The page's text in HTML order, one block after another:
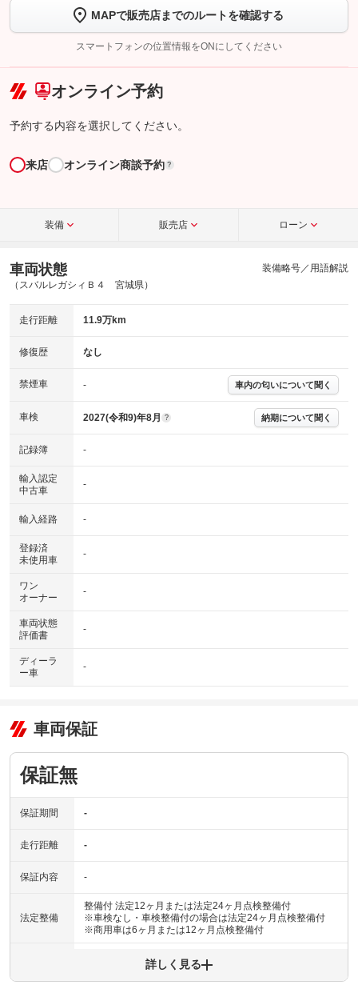
トーク画面で
ボタンをタップして問い合わせを
完了してください。
こちら
MAPで販売店までのルートを確認する
スマートフォンの位置情報をONにしてください
オンライン予約
予約する内容を選択してください。
来店 オンライン商談予約 ?
装備 販売店 ローン
車両状態
（スバルレガシィＢ４ 宮城県）
装備略号／用語解説
走行距離 11.9万km
修復歴 なし
禁煙車 - 車内の匂いについて聞く
車検 2027(令和9)年8月 ? 納期について聞く
記録簿 -
輸入認定
中古車
-
輸入経路 -
登録済
未使用車
-
ワン
オーナー
-
車両状態
評価書
-
ディーラ
ー車
-
車両保証
保証無
保証期間 -
走行距離 -
保証内容 -
法定整備
整備付 法定12ヶ月または法定24ヶ月点検整備付
※車検なし・車検整備付の場合は法定24ヶ月点検整備付
※商用車は6ヶ月または12ヶ月点検整備付
詳しく見る